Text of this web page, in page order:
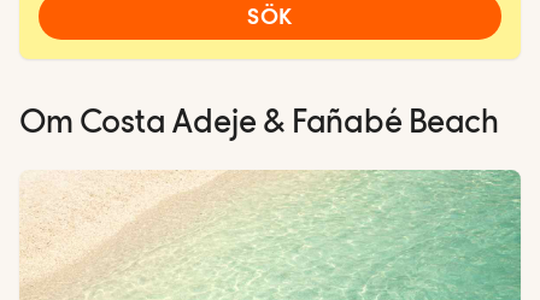
SÖK
Om Costa Adeje & Fañabé Beach